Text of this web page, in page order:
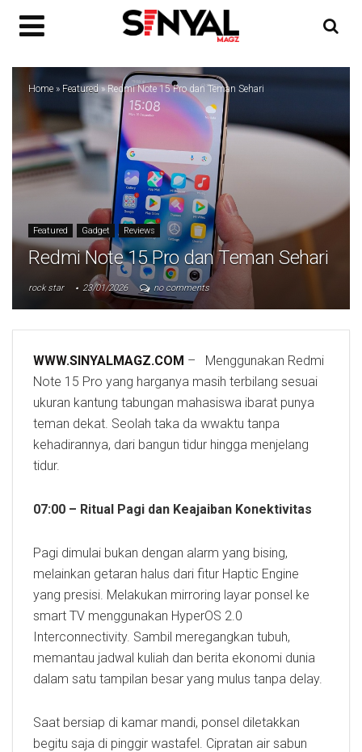
Home » Featured»Redmi Note 15 Pro dan Teman Sehari
Featured Gadget Reviews
Redmi Note 15 Pro dan Teman Sehari
rock star 23/01/2026 no comments
WWW.SINYALMAGZ.COM – Menggunakan Redmi
Note 15 Pro yang harganya masih terbilang sesuai
ukuran kantung tabungan mahasiswa ibarat punya
teman dekat. Seolah taka da wwaktu tanpa
kehadirannya, dari bangun tidur hingga menjelang
tidur.
07:00 – Ritual Pagi dan Keajaiban Konektivitas
Pagi dimulai bukan dengan alarm yang bising,
melainkan getaran halus dari fitur Haptic Engine
yang presisi. Melakukan mirroring layar ponsel ke
smart TV menggunakan HyperOS 2.0
Interconnectivity. Sambil meregangkan tubuh,
memantau jadwal kuliah dan berita ekonomi dunia
dalam satu tampilan besar yang mulus tanpa delay.
Saat bersiap di kamar mandi, ponsel diletakkan
begitu saja di pinggir wastafel. Cipratan air sabun